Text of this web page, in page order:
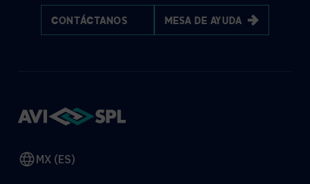
CONTÁCTANOS MESA DE AYUDA
MX (ES)